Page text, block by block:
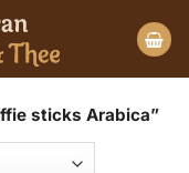
sticks Arabica”